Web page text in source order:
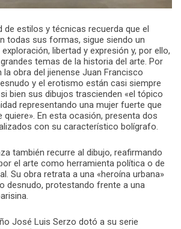
de estilos y técnicas recuerda que el
todas sus formas, sigue siendo un
libertad y expresión y, por ello,
temas de la historia del arte. Por
la obra del jienense Juan Francisco
y el erotismo están casi siempre
bien sus dibujos trascienden «el tópico
representando una mujer fuerte que
quiere». En esta ocasión, presenta dos
con su característico bolígrafo.
también recurre al dibujo, reafirmando
el arte como herramienta política o de
Su obra retrata a una «heroína urbana»
desnudo, protestando frente a una
José Luis Serzo dotó a su serie